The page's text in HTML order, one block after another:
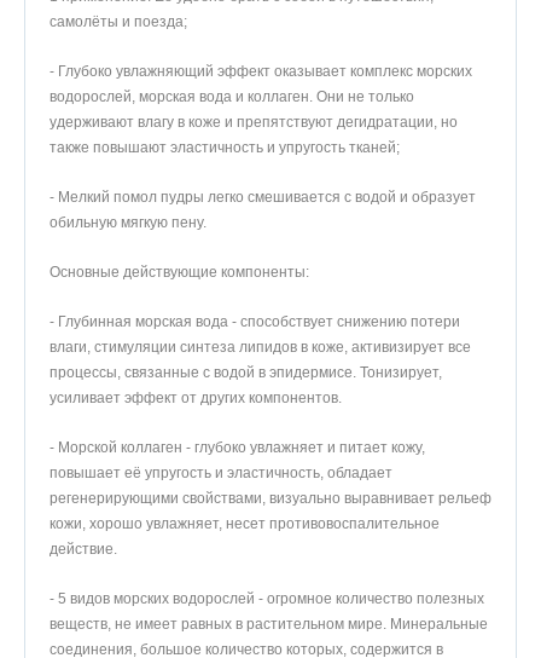
самолёты и поезда;
- Глубоко увлажняющий эффект оказывает комплекс морских
водорослей, морская вода и коллаген. Они не только
удерживают влагу в коже и препятствуют дегидратации, но
также повышают эластичность и упругость тканей;
- Мелкий помол пудры легко смешивается с водой и образует
обильную мягкую пену.
Основные действующие компоненты:
- Глубинная морская вода - способствует снижению потери
влаги, стимуляции синтеза липидов в коже, активизирует все
процессы, связанные с водой в эпидермисе. Тонизирует,
усиливает эффект от других компонентов.
- Морской коллаген - глубоко увлажняет и питает кожу,
повышает её упругость и эластичность, обладает
регенерирующими свойствами, визуально выравнивает рельеф
кожи, хорошо увлажняет, несет противовоспалительное
действие.
- 5 видов морских водорослей - огромное количество полезных
веществ, не имеет равных в растительном мире. Минеральные
соединения, большое количество которых, содержится в